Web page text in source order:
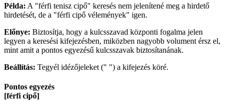
Példa: A "férfi tenisz cipő" keresés nem jelenítené meg a hirdető
hirdetését, de a "férfi cipő vélemények" igen.
Előnye: Biztosítja, hogy a kulcsszavad központi fogalma jelen
legyen a keresési kifejezésben, miközben nagyobb volument érsz el,
mint amit a pontos egyezésű kulcsszavak biztosítanának.
Beállítás: Tegyél idézőjeleket (" ") a kifejezés köré.
Pontos egyezés
[férfi cipő]